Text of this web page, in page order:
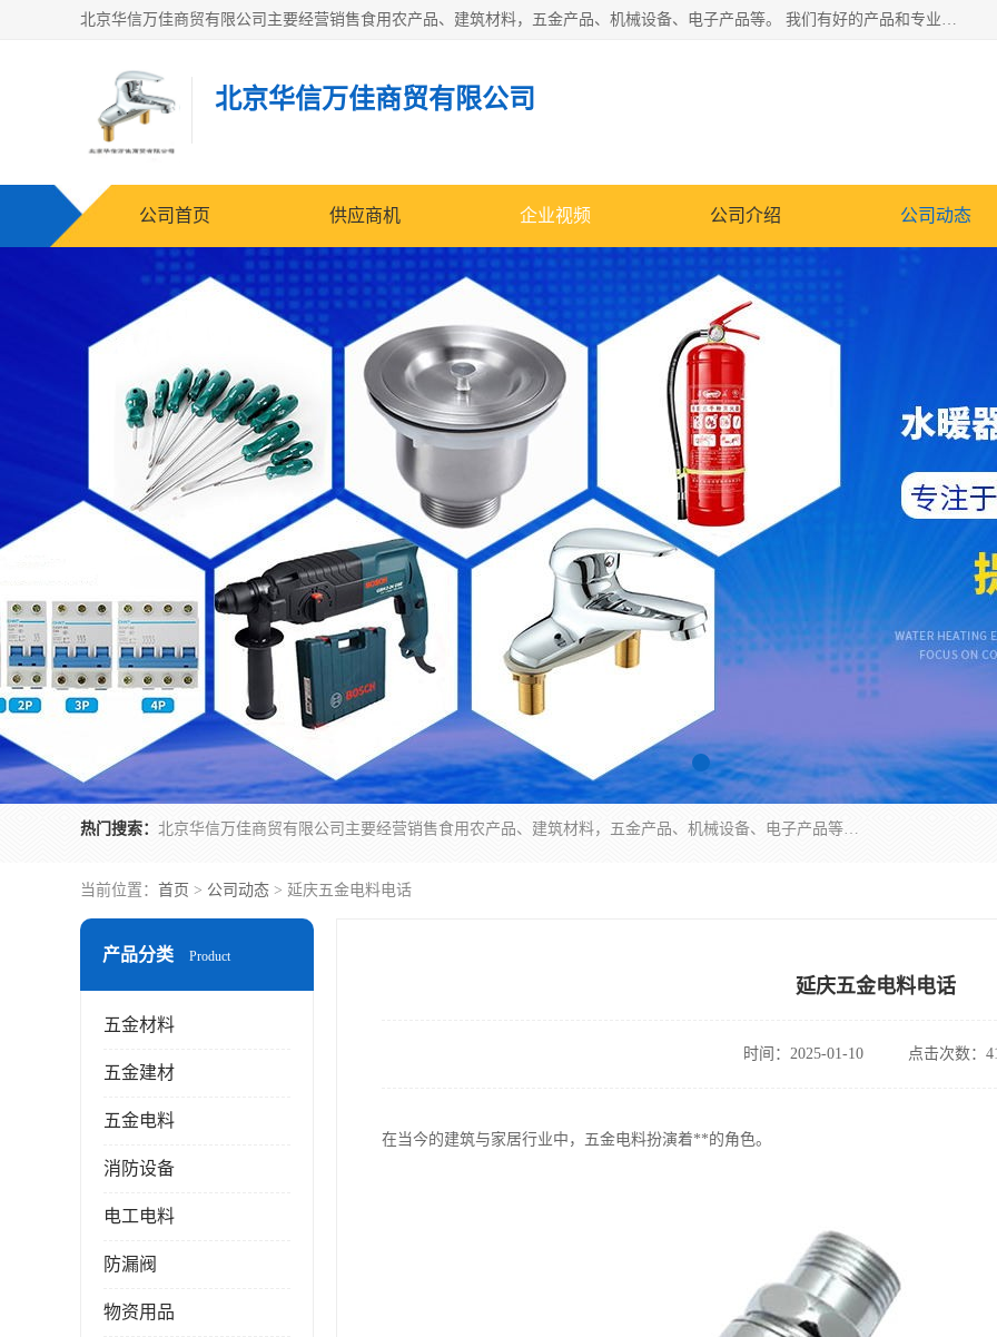
北京华信万佳商贸有限公司主要经营销售食用农产品、建筑材料，五金产品、机械设备、电子产品等。 我们有好的产品和专业的销售和技术团队，始终为客户提供好的产品和技术支持、健全的售后服务，如果您对我公司的产品服务有兴趣，期待您在线留言或者来电咨询!
北京华信万佳商贸有限公司
公司首页 供应商机 企业视频 公司介绍 公司动态
热门搜索： 北京华信万佳商贸有限公司主要经营销售食用农产品、建筑材料，五金产品、机械设备、电子产品等。 我们有好的产品和专业的销售和技术团队，始终为客户提供好的产品和技术支持、健全的售后服务，如果您对我公司的产品服务有兴趣，期待您在线留言或者来电咨询!
当前位置： 首页 > 公司动态 > 延庆五金电料电话
产品分类 Product
五金材料
五金建材
五金电料
消防设备
电工电料
防漏阀
物资用品
延庆五金电料电话
时间：2025-01-10 点击次数：
在当今的建筑与家居行业中，五金电料扮演着**的角色。